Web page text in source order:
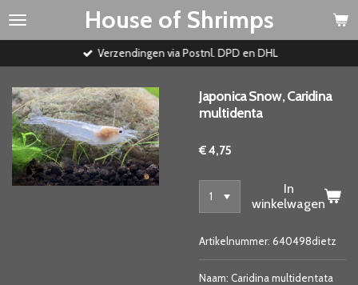
Ga
House of Shrimps
Verzendingen via Postnl. DPD en DHL
Japonica Snow, Caridina
multidenta
€ 4,75
In
winkelwagen
Artikelnummer: 640498dietz
Naam: Caridina multidentata